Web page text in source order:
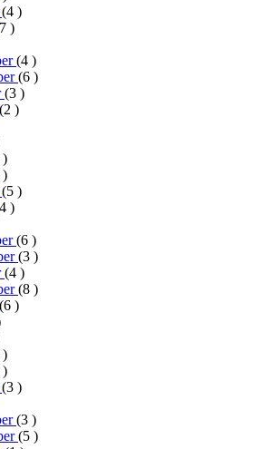
(4 )
)
(4 )
(6 )
(3 )
(2 )
)
)
(5 )
)
(6 )
(3 )
(4 )
(8 )
(6 )
)
)
(3 )
(3 )
(5 )